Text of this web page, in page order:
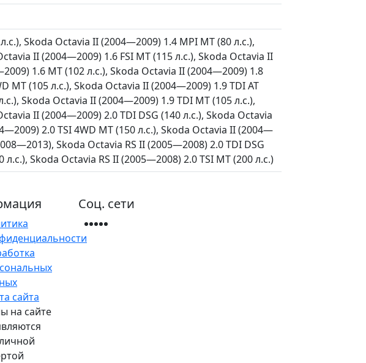
Skoda Octavia II (2004—2009) 1.4 MPI MT (80 л.с.),
II (2004—2009) 1.6 FSI MT (115 л.с.), Skoda Octavia II
1.6 MT (102 л.с.), Skoda Octavia II (2004—2009) 1.8
MT (105 л.с.), Skoda Octavia II (2004—2009) 1.9 TDI AT
Skoda Octavia II (2004—2009) 1.9 TDI MT (105 л.с.),
II (2004—2009) 2.0 TDI DSG (140 л.с.), Skoda Octavia
2.0 TSI 4WD MT (150 л.с.), Skoda Octavia II (2004—
Skoda Octavia RS II (2005—2008) 2.0 TDI DSG
Skoda Octavia RS II (2005—2008) 2.0 TSI MT (200 л.с.)
сайта
на сайте
Соц. сети